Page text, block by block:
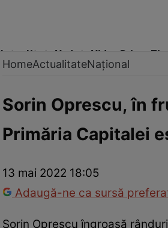
Actualitate Vedete Video Prime
InternaționalFapt divers
HomeActualitateNațional
Sorin Oprescu, în
Primăria Capitalei
13 mai 2022 18:05
Adaugă-ne ca sursă
Sorin Oprescu îngroașă